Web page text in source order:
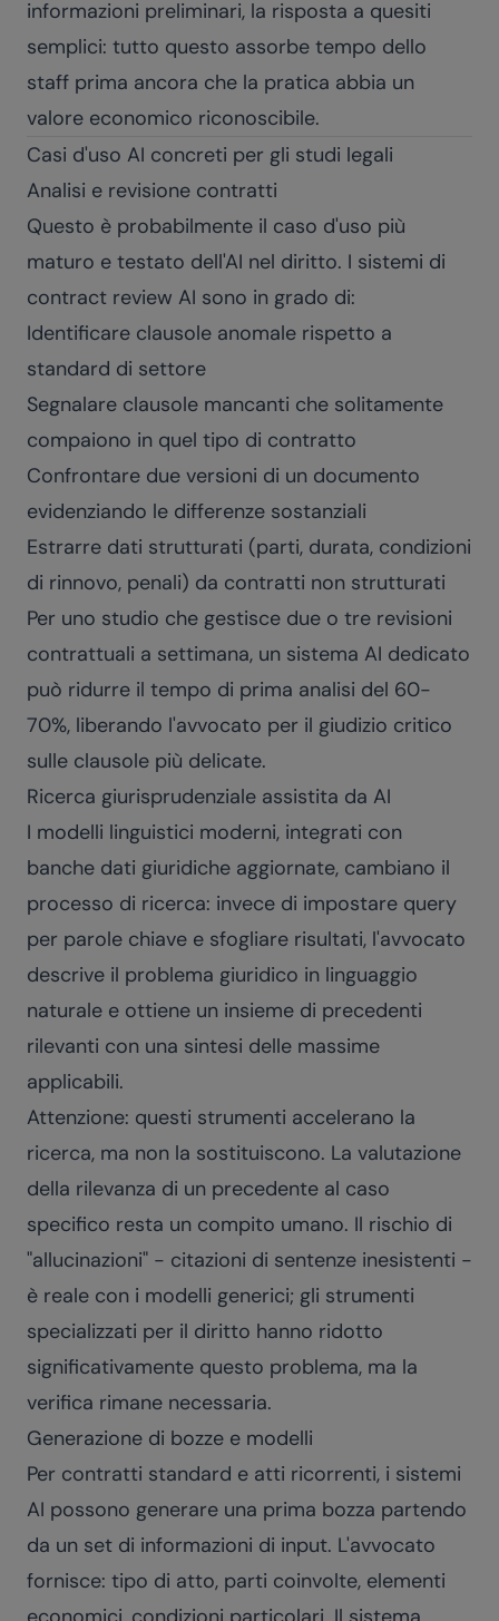
informazioni preliminari, la risposta a quesiti
semplici: tutto questo assorbe tempo dello
staff prima ancora che la pratica abbia un
valore economico riconoscibile.
Casi d'uso AI concreti per gli studi legali
Analisi e revisione contratti
Questo è probabilmente il caso d'uso più
maturo e testato dell'AI nel diritto. I sistemi di
contract review AI sono in grado di:
Identificare clausole anomale rispetto a
standard di settore
Segnalare clausole mancanti che solitamente
compaiono in quel tipo di contratto
Confrontare due versioni di un documento
evidenziando le differenze sostanziali
Estrarre dati strutturati (parti, durata, condizioni
di rinnovo, penali) da contratti non strutturati
Per uno studio che gestisce due o tre revisioni
contrattuali a settimana, un sistema AI dedicato
può ridurre il tempo di prima analisi del 60-
70%, liberando l'avvocato per il giudizio critico
sulle clausole più delicate.
Ricerca giurisprudenziale assistita da AI
I modelli linguistici moderni, integrati con
banche dati giuridiche aggiornate, cambiano il
processo di ricerca: invece di impostare query
per parole chiave e sfogliare risultati, l'avvocato
descrive il problema giuridico in linguaggio
naturale e ottiene un insieme di precedenti
rilevanti con una sintesi delle massime
applicabili.
Attenzione: questi strumenti accelerano la
ricerca, ma non la sostituiscono. La valutazione
della rilevanza di un precedente al caso
specifico resta un compito umano. Il rischio di
"allucinazioni" - citazioni di sentenze inesistenti -
è reale con i modelli generici; gli strumenti
specializzati per il diritto hanno ridotto
significativamente questo problema, ma la
verifica rimane necessaria.
Generazione di bozze e modelli
Per contratti standard e atti ricorrenti, i sistemi
AI possono generare una prima bozza partendo
da un set di informazioni di input. L'avvocato
fornisce: tipo di atto, parti coinvolte, elementi